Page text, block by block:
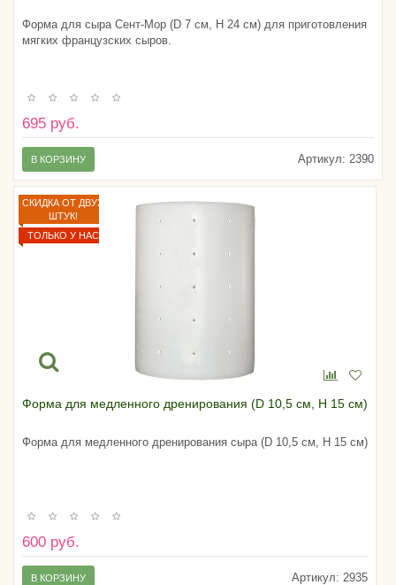
Форма для сыра Сент-Мор (D 7 см, H 24 см) для приготовления
мягких французских сыров.
695 руб.
Артикул: 2390
В КОРЗИНУ
СКИДКА ОТ ДВУХ
ШТУК!
ТОЛЬКО У НАС
Форма для медленного дренирования (D 10,5 см, H 15 см)
Форма для медленного дренирования сыра (D 10,5 см, H 15 см)
600 руб.
Артикул: 2935
В КОРЗИНУ